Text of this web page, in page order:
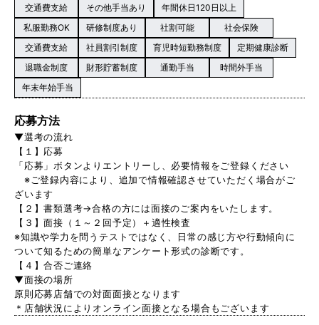
交通費支給 その他手当あり
年間休日120日以上
私服勤務OK
研修制度あり 社割可能
社会保険
交通費支給
社員割引制度 育児時短勤務制度
定期健康診断
退職金制度
財形貯蓄制度 通勤手当
時間外手当
年末年始手当
応募方法
▼選考の流れ
【１】応募
「応募」ボタンよりエントリーし、必要情報をご登録ください
※ご登録内容により、追加で情報確認させていただく場合がご
ざいます
【２】書類選考→合格の方には面接のご案内をいたします。
【３】面接（１～２回予定）＋適性検査
※知識や学力を問うテストではなく、日常の感じ方や行動傾向に
ついて知るための簡単なアンケート形式の診断です。
【４】合否ご連絡
▼面接の場所
原則応募店舗での対面面接となります
＊店舗状況によりオンライン面接となる場合もございます